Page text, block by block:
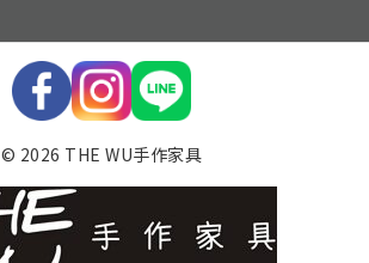
© 2026 THE WU手作家具